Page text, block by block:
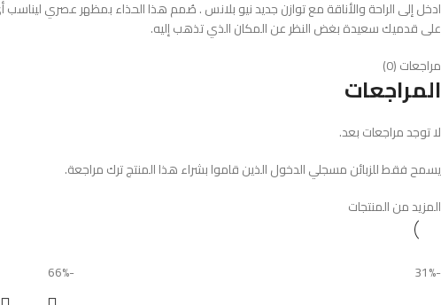
على قدميك سعيدة بغض النظر عن المكان الذي تذهب إليه.
مراجعات (0)
المراجعات
لا توجد مراجعات بعد.
يسمح فقط للزبائن مسجلي الدخول الذين قاموا بشراء هذا المنتج ترك مراجعة.
المزيد من المنتجات
-31%
-66%